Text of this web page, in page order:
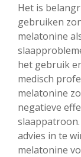
Het is
gebruiken
melatonine
het gebruik
medisch
melatonine
negatieve
advies in te
melatonine